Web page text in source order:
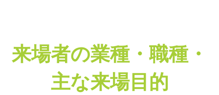
来場者の業種・職種・
主な来場目的